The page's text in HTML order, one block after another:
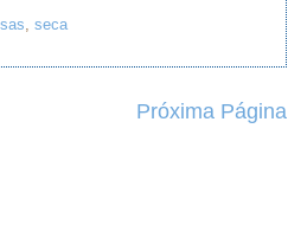
, seca
Próxima Página